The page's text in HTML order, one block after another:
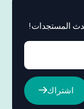
المستجدات!
اشتراك